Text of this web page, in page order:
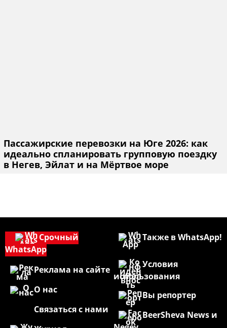
Пассажирские перевозки на Юге 2026: как
идеально спланировать групповую поездку
в Негев, Эйлат и на Мёртвое море
Также в WhatsApp!
Условия
использования
Вы репортер
BeerSheva News и
Срочный
WhatsApp
Реклама на сайте
О нас
Связаться с нами